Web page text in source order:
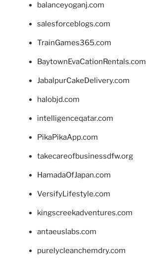
balanceyoganj.com
salesforceblogs.com
TrainGames365.com
BaytownEvaCationRentals.com
JabalpurCakeDelivery.com
halobjd.com
intelligenceqatar.com
PikaPikaApp.com
takecareofbusinessdfw.org
HamadaOfJapan.com
VersifyLifestyle.com
kingscreekadventures.com
antaeuslabs.com
purelycleanchemdry.com